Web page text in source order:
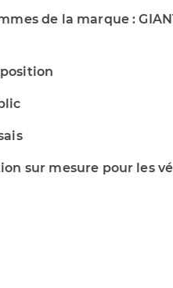
de la marque :
sur mesure pour les